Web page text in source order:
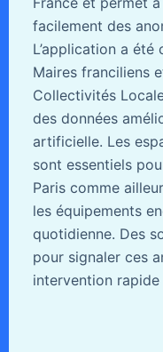
facilement des
L’application a été
Maires franciliens
Collectivités
des données
artificielle. Les
sont essentiels
Paris comme
les équipements
quotidienne. Des
pour signaler ces
intervention